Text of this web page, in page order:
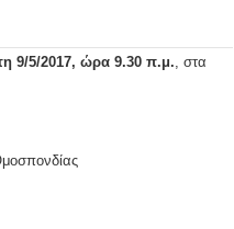
9/5/2017, ώρα 9.30 π.μ., στα